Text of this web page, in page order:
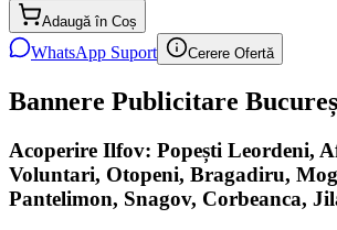
Adaugă în Coș
WhatsApp Suport Cerere Ofertă
Bannere Publicitare
Acoperire Ilfov: Popești Leordeni,
Voluntari, Otopeni, Bragadiru,
Pantelimon, Snagov, Corbeanca,